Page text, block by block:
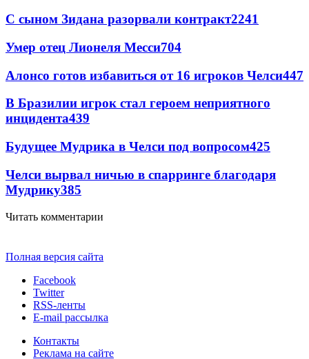
С сыном Зидана разорвали контракт2241
Умер отец Лионеля Месси704
Алонсо готов избавиться от 16 игроков Челси447
В Бразилии игрок стал героем неприятного
инцидента439
Будущее Мудрика в Челси под вопросом425
Челси вырвал ничью в спарринге благодаря
Мудрику385
Читать комментарии
Полная версия сайта
Facebook
Twitter
RSS-ленты
E-mail рассылка
Контакты
Реклама на сайте